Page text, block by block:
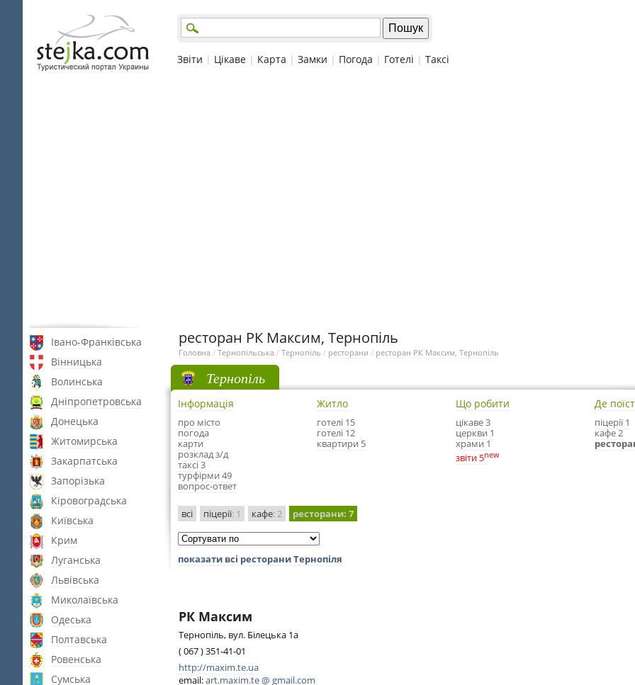
Звіти | Цікаве | Карта | Замки | Погода | Готелі | Таксі
Івано-Франківська
Вінницька
Волинська
Дніпропетровська
Донецька
Житомирська
Закарпатська
Запорізька
Кіровоградська
Київська
Крим
Луганська
Львівська
Миколаївська
Одеська
Полтавська
Ровенська
Сумська
ресторан РК Максим, Тернопіль
Головна / Тернопільська / Тернопіль / ресторани / ресторан РК Максим, Тернопіль
Тернопіль
Інформація
про місто
погода
карти
розклад з/д
таксі 3
турфірми 49
вопрос-ответ
Житло
готелі 15
готелі 12
квартири 5
Що робити
цікаве 3
церкви 1
храми 1
звіти 5new
Де
піцерії 1
кафе 2
всі піцерії: 1 кафе: 2 ресторани: 7
показати всі ресторани Тернопіля
РК Максим
Тернопіль, вул. Білецька 1а
( 067 ) 351-41-01
http://maxim.te.ua
email:art.maxim.te @ gmail.com